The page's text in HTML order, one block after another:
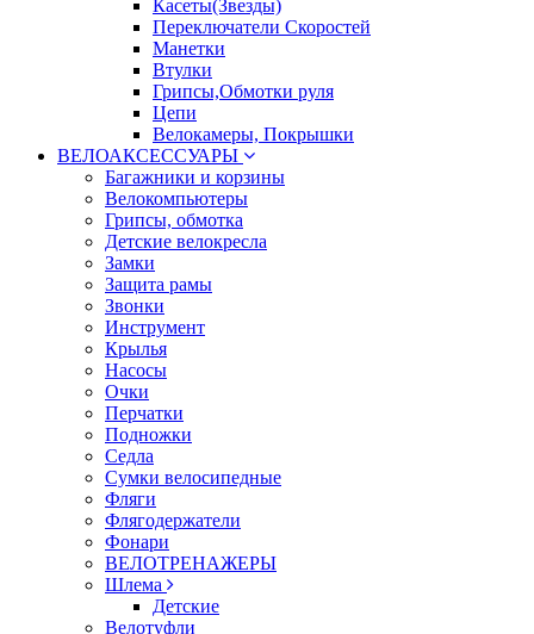
Касеты(Звезды)
Переключатели Скоростей
Манетки
Втулки
Грипсы,Обмотки руля
Цепи
Велокамеры, Покрышки
ВЕЛОАКСЕССУАРЫ
Багажники и корзины
Велокомпьютеры
Грипсы, обмотка
Детские велокресла
Замки
Защита рамы
Звонки
Инструмент
Крылья
Насосы
Очки
Перчатки
Подножки
Седла
Сумки велосипедные
Фляги
Флягодержатели
Фонари
ВЕЛОТРЕНАЖЕРЫ
Шлема
Детские
Велотуфли